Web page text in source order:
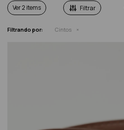
Ver
Filtrando por: Cintos